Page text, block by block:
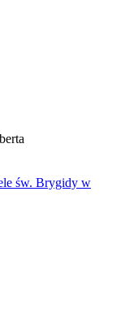
św. Brygidy w